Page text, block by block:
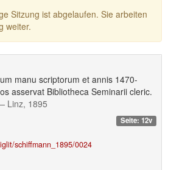
Sitzung ist abgelaufen. Sie arbeiten
weiter.
manu scriptorum et annis 1470-
asservat Bibliotheca Seminarii cleric.
Linz, 1895
Seite: 12v
schiffmann_1895/0024